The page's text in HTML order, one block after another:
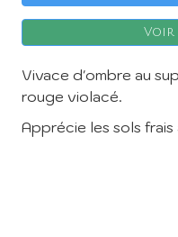
Voir
Vivace d'ombre au
rouge violacé.
Apprécie les sols frais
Inscrivez vous à notre